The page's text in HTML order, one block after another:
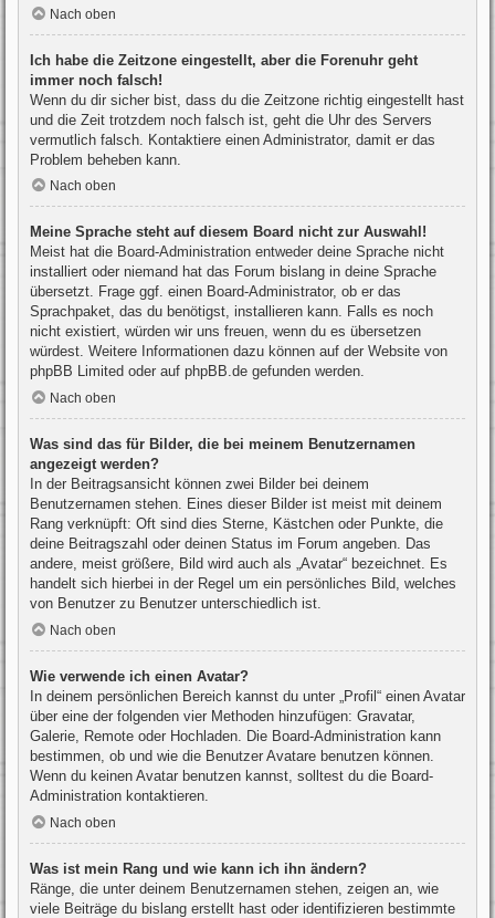
Nach oben
Ich habe die Zeitzone eingestellt, aber die Forenuhr geht
immer noch falsch!
Wenn du dir sicher bist, dass du die Zeitzone richtig eingestellt hast
und die Zeit trotzdem noch falsch ist, geht die Uhr des Servers
vermutlich falsch. Kontaktiere einen Administrator, damit er das
Problem beheben kann.
Nach oben
Meine Sprache steht auf diesem Board nicht zur Auswahl!
Meist hat die Board-Administration entweder deine Sprache nicht
installiert oder niemand hat das Forum bislang in deine Sprache
übersetzt. Frage ggf. einen Board-Administrator, ob er das
Sprachpaket, das du benötigst, installieren kann. Falls es noch
nicht existiert, würden wir uns freuen, wenn du es übersetzen
würdest. Weitere Informationen dazu können auf der Website von
phpBB Limited oder auf phpBB.de gefunden werden.
Nach oben
Was sind das für Bilder, die bei meinem Benutzernamen
angezeigt werden?
In der Beitragsansicht können zwei Bilder bei deinem
Benutzernamen stehen. Eines dieser Bilder ist meist mit deinem
Rang verknüpft: Oft sind dies Sterne, Kästchen oder Punkte, die
deine Beitragszahl oder deinen Status im Forum angeben. Das
andere, meist größere, Bild wird auch als „Avatar“ bezeichnet. Es
handelt sich hierbei in der Regel um ein persönliches Bild, welches
von Benutzer zu Benutzer unterschiedlich ist.
Nach oben
Wie verwende ich einen Avatar?
In deinem persönlichen Bereich kannst du unter „Profil“ einen Avatar
über eine der folgenden vier Methoden hinzufügen: Gravatar,
Galerie, Remote oder Hochladen. Die Board-Administration kann
bestimmen, ob und wie die Benutzer Avatare benutzen können.
Wenn du keinen Avatar benutzen kannst, solltest du die Board-
Administration kontaktieren.
Nach oben
Was ist mein Rang und wie kann ich ihn ändern?
Ränge, die unter deinem Benutzernamen stehen, zeigen an, wie
viele Beiträge du bislang erstellt hast oder identifizieren bestimmte